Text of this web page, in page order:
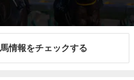
情報をチェックする